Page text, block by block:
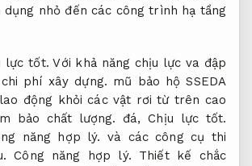
dụng nhỏ đến các công trình hạ tầng
lực tốt. Với khả năng chịu lực va đập
phí xây dựng. mũ bảo hộ SSEDA
động khỏi các vật rơi từ trên cao
bảo chất lượng. đá,Chịu lực tốt.
năng hợp lý. và các công cụ thi
Công năng hợp lý. Thiết kế chắc